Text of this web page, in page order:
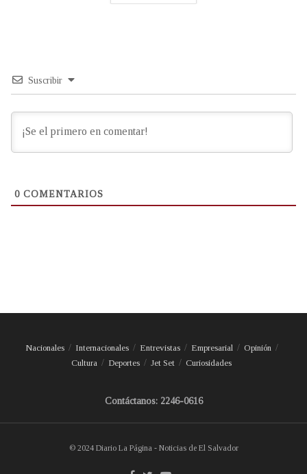
Suscribir
0 COMENTARIOS
Nacionales Internacionales Entrevistas Empresarial
Opinión
Cultura
Deportes Jet Set Curiosidades
Contáctanos: 2246-0616
© 2024 Diario La Página - Noticias de El Salvador